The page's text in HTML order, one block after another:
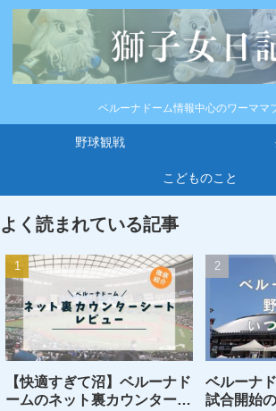
ベルーナドーム情報中心のワーママ
野球観戦
こどものこと
よく読まれている記事
【快適すぎて沼】ベルーナド
ームのネット裏カウンターシ
ベルーナ
試合開始